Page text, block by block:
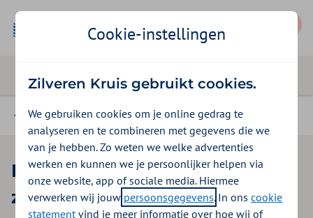
ohzitdatzo
Dure geneesmiddelen in het
ziekenhuis
Cookie-instellingen
Zilveren Kruis gebruikt cookies.
We gebruiken cookies om je online gedrag te
analyseren en te combineren met gegevens die we
van je hebben. Zo weten we welke advertenties
werken en kunnen we je persoonlijker helpen via
onze website, app of sociale media. Hiermee
verwerken wij jouw persoonsgegevens. In onscookie
statementvind je meer informatie over hoe wij of